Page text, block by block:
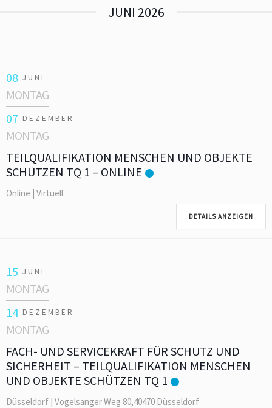
JUNI 2026
08 JUNI
MONTAG
07 DEZEMBER
MONTAG
TEILQUALIFIKATION MENSCHEN UND OBJEKTE
SCHÜTZEN TQ 1 – ONLINE
Online | Virtuell
DETAILS ANZEIGEN
15 JUNI
MONTAG
14 DEZEMBER
MONTAG
FACH- UND SERVICEKRAFT FÜR SCHUTZ UND
SICHERHEIT – TEILQUALIFIKATION MENSCHEN
UND OBJEKTE SCHÜTZEN TQ 1
Düsseldorf | Vogelsanger Weg 80,40470 Düsseldorf